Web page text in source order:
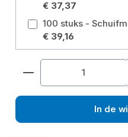
€ 37,37
€ 39,16
In de